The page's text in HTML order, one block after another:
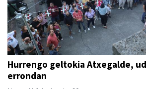
Hurrengo geltokia Atxegalde,
errondan